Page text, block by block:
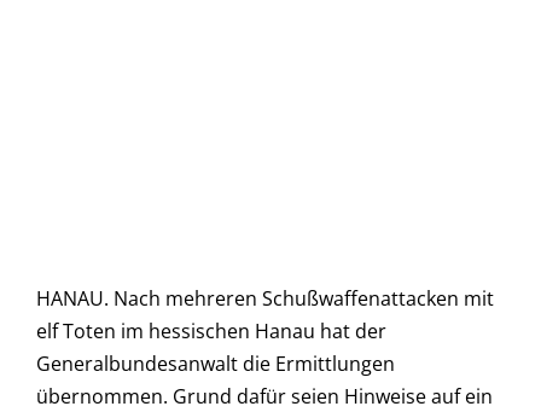
HANAU. Nach mehreren Schußwaffenattacken mit
elf Toten im hessischen Hanau hat der
Generalbundesanwalt die Ermittlungen
übernommen. Grund dafür seien Hinweise auf ein